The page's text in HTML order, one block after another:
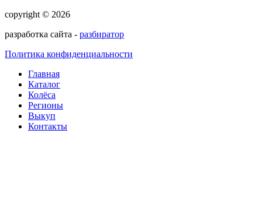
copyright © 2026
разработка сайта - разбиратор
Политика конфиденциальности
Главная
Каталог
Колёса
Регионы
Выкуп
Контакты